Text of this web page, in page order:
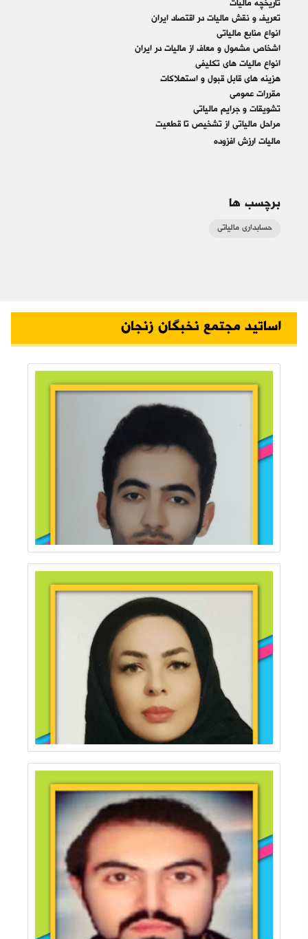
تاریخچه مالیات
تعریف و نقش مالیات در اقتصاد ایران
انواع منابع مالیاتی
اشخاص مشمول و معاف از مالیات در ایران
انواع مالیات هاي تکلیفی
هزینه هاي قابل قبول و استهلاکات
مقررات عمومی
تشویقات و جرایم مالیاتی
مراحل مالیاتی از تشخیص تا قطعیت
مالیات ارزش افزوده
برچسب ها
حسابداری مالیاتی
اساتید مجتمع نخبگان زنجان